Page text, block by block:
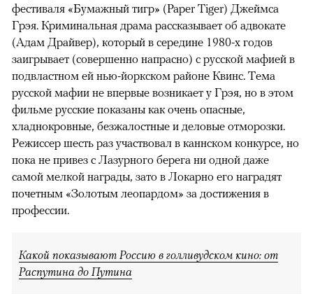
фестиваля «Бумажный тигр» (Paper Tiger) Джеймса
Грэя. Криминальная драма рассказывает об адвокате
(Адам Драйвер), который в середине 1980-х годов
заигрывает (совершенно напрасно) с русской мафией в
подвластном ей нью-йоркском районе Квинс. Тема
русской мафии не впервые возникает у Грэя, но в этом
фильме русские показаны как очень опасные,
хладнокровные, безжалостные и деловые отморозки.
Режиссер шесть раз участвовал в каннском конкурсе, но
пока не привез с Лазурного берега ни одной даже
самой мелкой награды, зато в Локарно его наградят
почетным «Золотым леопардом» за достижения в
профессии.
Какой показывают Россию в голливудском кино: от
Распутина до Путина